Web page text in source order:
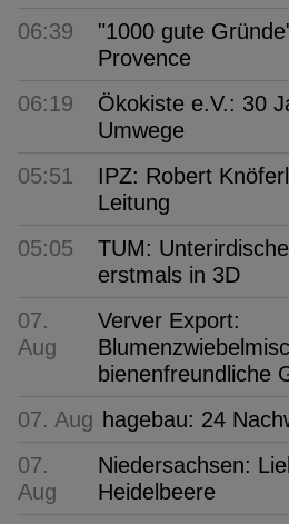
06:39
"1000 gute
Provence
06:19
Ökokiste e.V.: 30
Umwege
05:51
IPZ: Robert
Leitung
05:05
TUM:
erstmals in 3D
07.
Aug
Verver Export:
bienenfreundliche
07. Aug hagebau: 24
07.
Aug
Niedersachsen:
Heidelbeere